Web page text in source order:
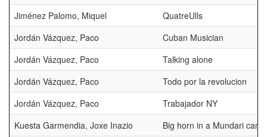
Jiménez Palomo, Miquel
QuatreUlls
Jordán Vázquez, Paco
Cuban Musician
Jordán Vázquez, Paco
Talking alone
Jordán Vázquez, Paco
Todo por la revolucion
Jordán Vázquez, Paco
Trabajador NY
Kuesta Garmendia, Joxe Inazio
Big horn in a Mundari camp